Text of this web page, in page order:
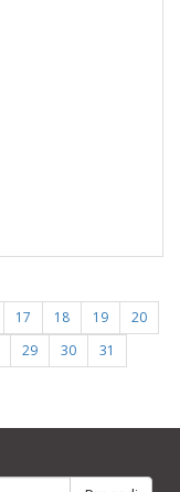
17 18 19
20
29 30
31